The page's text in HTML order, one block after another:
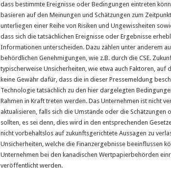
dass bestimmte Ereignisse oder Bedingungen eintreten
basieren auf den Meinungen und Schätzungen zum
unterliegen einer Reihe von Risiken und Ungewissheiten
dass sich die tatsächlichen Ereignisse oder Ergebnisse
Informationen unterscheiden. Dazu zählen unter anderem
behördlichen Genehmigungen, wie z.B. durch die CSE.
typischerweise Unsicherheiten, wie etwa auch Faktoren, auf
keine Gewähr dafür, dass die in dieser Pressemeldung
Technologie tatsächlich zu den hier dargelegten
Rahmen in Kraft treten werden. Das Unternehmen ist nicht
aktualisieren, falls sich die Umstände oder die Schätzungen
sollten, es sei denn, dies wird in den entsprechenden
nicht vorbehaltslos auf zukunftsgerichtete Aussagen zu
Unsicherheiten, welche die Finanzergebnisse beeinflussen
Unternehmen bei den kanadischen Wertpapierbehörden
veröffentlicht werden.